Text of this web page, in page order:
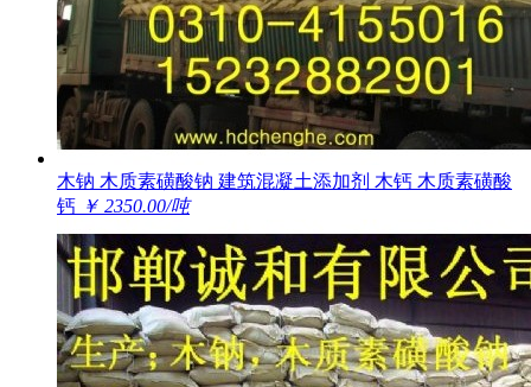
木钠 木质素磺酸钠 建筑混凝土添加剂 木钙 木质素磺酸
钙 ￥ 2350.00/吨